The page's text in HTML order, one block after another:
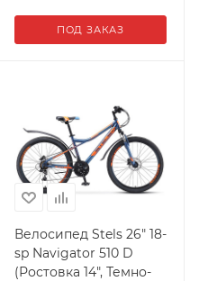
ПОД ЗАКАЗ
Велосипед Stels 26" 18-
sp Navigator 510 D
(Ростовка 14", Темно-